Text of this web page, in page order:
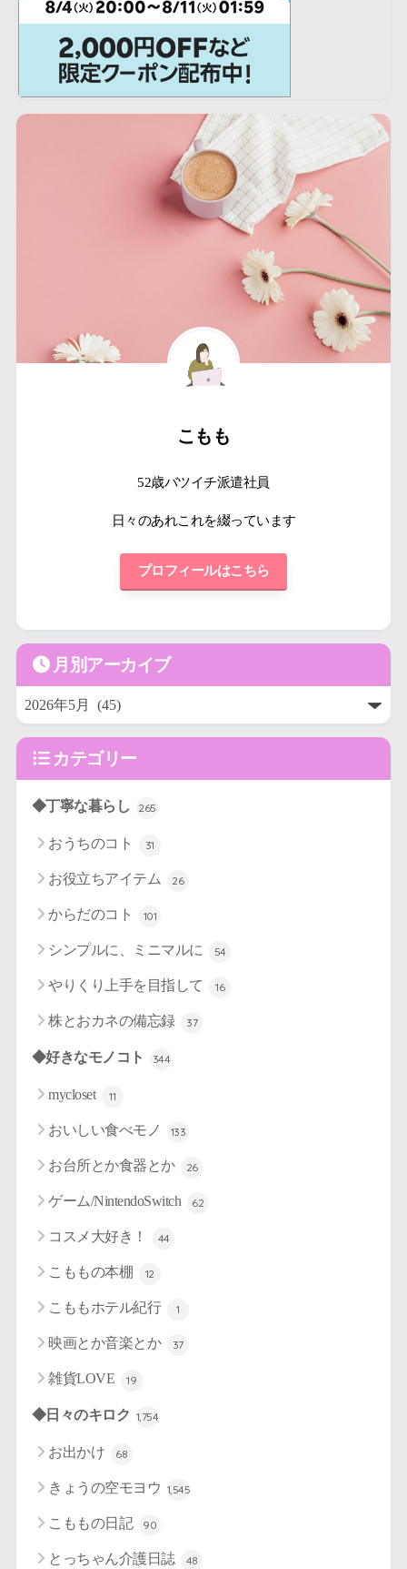
こもも
52歳バツイチ派遣社員
日々のあれこれを綴っています
プロフィールはこちら
月別アーカイブ
カテゴリー
◆丁寧な暮らし 265
おうちのコト 31
お役立ちアイテム 26
からだのコト 101
シンプルに、ミニマルに 54
やりくり上手を目指して 16
株とおカネの備忘録 37
◆好きなモノコト 344
mycloset 11
おいしい食べモノ 133
お台所とか食器とか 26
ゲーム/NintendoSwitch 62
コスメ大好き！ 44
こももの本棚 12
こももホテル紀行 1
映画とか音楽とか 37
雑貨LOVE 19
◆日々のキロク 1,754
お出かけ 68
きょうの空モヨウ 1,545
こももの日記 90
とっちゃん介護日誌 48